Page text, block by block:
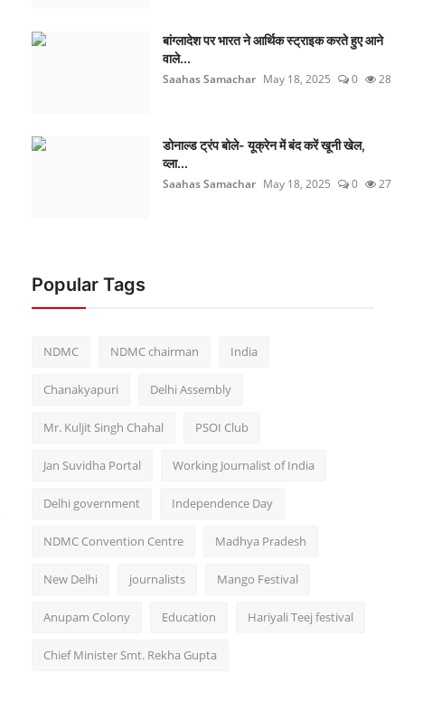
बांग्लादेश पर भारत ने आर्थिक स्ट्राइक करते हुए आने
वाले...
Saahas Samachar May 18, 2025 0 28
डोनाल्ड ट्रंप बोले- यूक्रेन में बंद करें खूनी खेल,
व्ला...
Saahas Samachar May 18, 2025 0 27
Popular Tags
NDMC NDMC chairman India
Chanakyapuri Delhi Assembly
Mr. Kuljit Singh Chahal PSOI Club
Jan Suvidha Portal Working Journalist of India
Delhi government Independence Day
NDMC Convention Centre Madhya Pradesh
New Delhi journalists Mango Festival
Anupam Colony Education Hariyali Teej festival
Chief Minister Smt. Rekha Gupta